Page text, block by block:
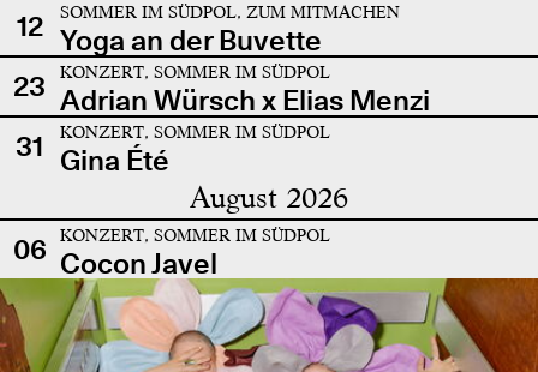
12 SOMMER IM SÜDPOL, ZUM MITMACHEN
Yoga an der Buvette
23
KONZERT, SOMMER IM SÜDPOL
Adrian Würsch x Elias Menzi
31
KONZERT, SOMMER IM SÜDPOL
Gina Été
August 2026
06 KONZERT, SOMMER IM SÜDPOL
Cocon Javel